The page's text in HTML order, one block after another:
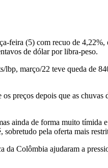
feira (5) com recuo de
de dólar por libra-peso.
março/22 teve queda de
preços depois que as
ainda de forma muito
sobretudo pela oferta mais
Colômbia ajudaram a